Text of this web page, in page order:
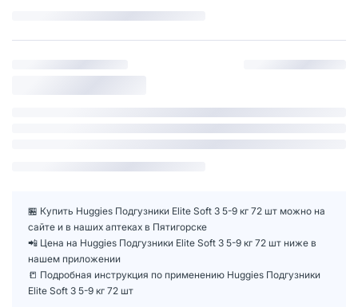
🏪 Купить Huggies Подгузники Elite Soft 3 5-9 кг 72 шт можно на
сайте и в наших аптеках в Пятигорске
📲 Цена на Huggies Подгузники Elite Soft 3 5-9 кг 72 шт ниже в
нашем приложении
📒 Подробная инструкция по применению Huggies Подгузники
Elite Soft 3 5-9 кг 72 шт